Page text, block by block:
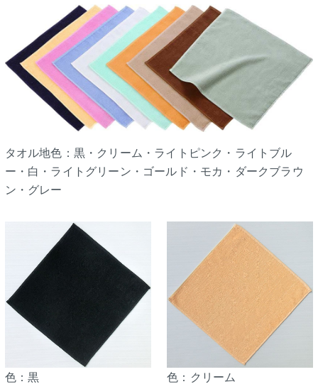
タオル地色：黒・クリーム・ライトピンク・ライトブル
ー・白・ライトグリーン・ゴールド・モカ・ダークブラウ
ン・グレー
色：黒 色：クリーム